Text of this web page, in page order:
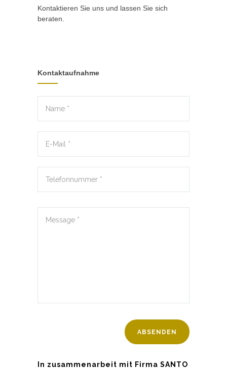
Kontaktieren Sie uns und lassen Sie sich
beraten.
Kontaktaufnahme
In zusammenarbeit mit Firma SANTO